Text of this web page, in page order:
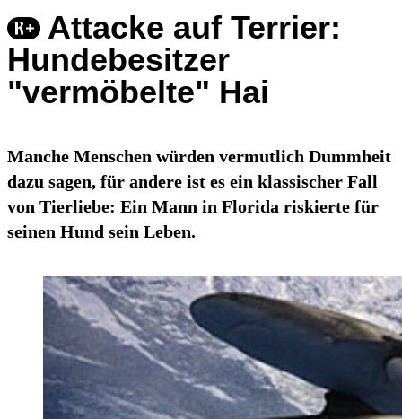
Attacke auf Terrier:
Hundebesitzer
"vermöbelte" Hai
Manche Menschen würden vermutlich Dummheit
dazu sagen, für andere ist es ein klassischer Fall
von Tierliebe: Ein Mann in Florida riskierte für
seinen Hund sein Leben.